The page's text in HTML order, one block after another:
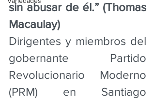
sin abusar de él.” (Thomas
Macaulay)
Dirigentes y miembros del
gobernante Partido
Revolucionario Moderno
(PRM) en Santiago